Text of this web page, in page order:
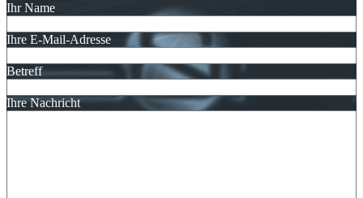
Ihr Name
Ihre E-Mail-Adresse
Betreff
Ihre Nachricht